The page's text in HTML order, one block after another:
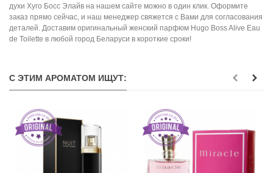
духи Хуго Босс Элайв на нашем сайте можно в один клик. Оформите
заказ прямо сейчас, и наш менеджер свяжется с Вами для согласования
деталей. Доставим оригинальный женский парфюм Hugo Boss Alive Eau
de Toilette в любой город Беларуси в короткие сроки!
С ЭТИМ АРОМАТОМ ИЩУТ: